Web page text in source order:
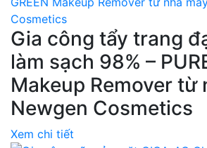
Gia công tẩy trang
làm sạch 98% –
Makeup Remover từ
Newgen Cosmetics
Xem chi tiết